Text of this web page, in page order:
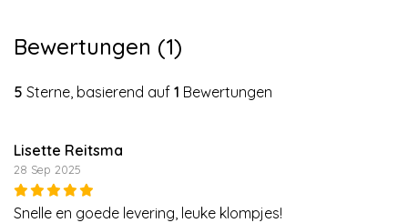
Bewertungen (1)
5 Sterne, basierend auf 1 Bewertungen
Lisette Reitsma
28 Sep 2025
Snelle en goede levering, leuke klompjes!